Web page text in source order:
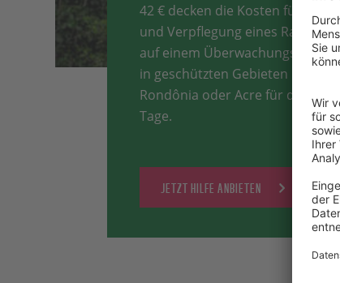
42 € decken die Kosten für Benzin
und Verpflegung eines Rangers
auf einem Überwachungseinsatz
in geschützten Gebieten in
Rondônia oder Acre für drei
Tage.
JETZT HILFE ANBIETEN